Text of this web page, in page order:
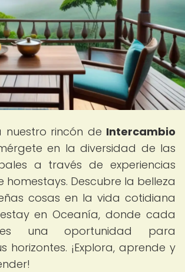
nuestro rincón de Intercambio
en la diversidad de las
a través de experiencias
homestays. Descubre la belleza
cosas en la vida cotidiana
en Oceanía, donde cada
una oportunidad para
horizontes. ¡Explora, aprende y